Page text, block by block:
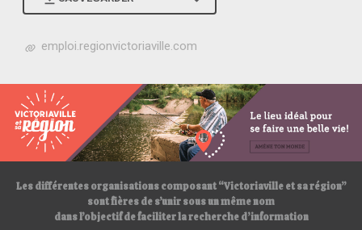
h
p
s
:
/
/
emploi.regionvictoriaville.com
Les différentes organisations composant “Victoriaville et sa région”
sont fières de s’unir sous un même nom
dans l’objectif de faciliter la recherche d’information